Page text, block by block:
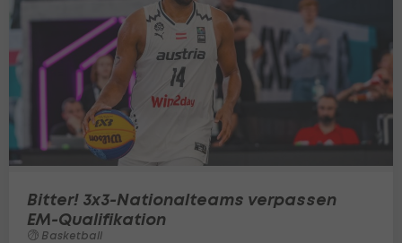
Bitter! 3x3-Nationalteams verpassen
EM-Qualifikation
Basketball